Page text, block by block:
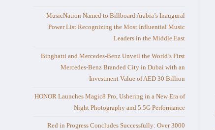
MusicNation Named to Billboard Arabia’s Inaugural
Power List Recognizing the Most Influential Music
Leaders in the Middle East
Binghatti and Mercedes-Benz Unveil the World’s First
Mercedes-Benz Branded City in Dubai with an
Investment Value of AED 30 Billion
HONOR Launches Magic8 Pro, Ushering in a New Era of
Night Photography and 5.5G Performance
Red in Progress Concludes Successfully: Over 3000